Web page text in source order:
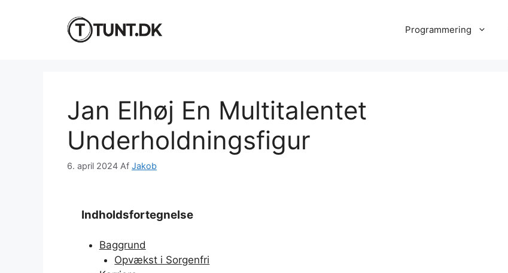
Programmering
Jan Elhøj En Multitalentet
Underholdningsfigur
6. april 2024 Af Jakob
Indholdsfortegnelse
Baggrund
Opvækst i Sorgenfri